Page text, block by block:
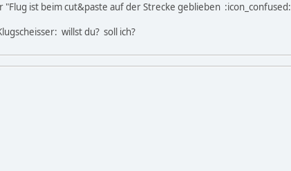
"Flug ist beim cut&paste auf der Strecke geblieben :icon_confused:
willst du? soll ich?